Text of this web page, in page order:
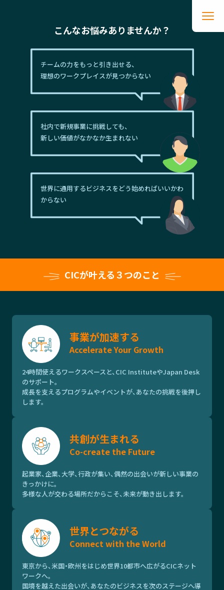
こんなお悩みありませんか？
チームの力をもっと引き出せる、
理想のワークプレイスが見つからない
社内で新規事業に挑戦しても、
新しい価値がなかなか生まれない
世界に通用するビジネスをどう始めればいいかわ
からない
CICが叶える３つのこと
事業が加速する
Accelerate Your Growth
24時間使えるワークスペースと、CIC InstituteやJapan Desk
のサポート。
成長を支えるプログラムやイベントが、あなたの挑戦を後押し
します。
共創が生まれる
Co-create the Future
起業家、企業、大学、行政が集い、偶然の出会いが新しい事業の
きっかけに。
多様な人が交わる場所だからこそ、未来が動き出します。
世界とつながる
Connect with the World
東京から、米国・欧州をはじめ世界10都市へ広がるCICネット
ワークへ。
国境を越えた出会いが、あなたのビジネスを次のステージへ導